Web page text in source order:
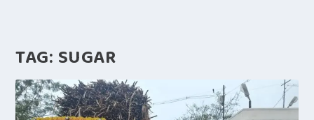
TAG: SUGAR